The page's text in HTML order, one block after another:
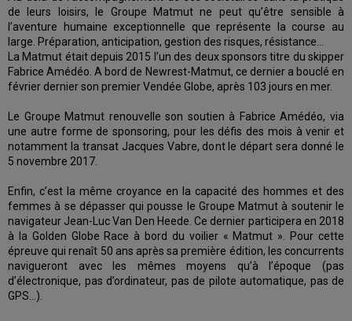
de leurs loisirs, le Groupe Matmut ne peut qu’être sensible à
l’aventure humaine exceptionnelle que représente la course au
large. Préparation, anticipation, gestion des risques, résistance…
La Matmut était depuis 2015 l’un des deux sponsors titre du skipper
Fabrice Amédéo. A bord de Newrest-Matmut, ce dernier a bouclé en
février dernier son premier Vendée Globe, après 103 jours en mer.
Le Groupe Matmut renouvelle son soutien à Fabrice Amédéo, via
une autre forme de sponsoring, pour les défis des mois à venir et
notamment la transat Jacques Vabre, dont le départ sera donné le
5 novembre 2017.
Enfin, c’est la même croyance en la capacité des hommes et des
femmes à se dépasser qui pousse le Groupe Matmut à soutenir le
navigateur Jean-Luc Van Den Heede. Ce dernier participera en 2018
à la Golden Globe Race à bord du voilier « Matmut ». Pour cette
épreuve qui renaît 50 ans après sa première édition, les concurrents
navigueront avec les mêmes moyens qu’à l’époque (pas
d’électronique, pas d’ordinateur, pas de pilote automatique, pas de
GPS…).